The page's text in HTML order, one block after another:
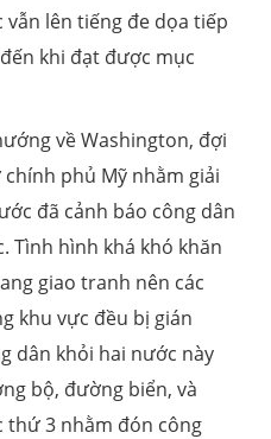
lên tiếng đe dọa tiếp
khi đạt được mục
về Washington, đợi
phủ Mỹ nhằm giải
đã cảnh báo công dân
Tình hình khá khó khăn
giao tranh nên các
khu vực đều bị gián
dân khỏi hai nước này
bộ, đường biển, và
thứ 3 nhằm đón công